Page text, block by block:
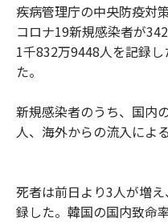
疾病管理庁の中央防疫対
コロナ19新規感染者が
1千832万9448人を記録
た
新規感染者のうち、国内
人、海外からの流
死者は前日より3人が増
録した。韓国の国内致